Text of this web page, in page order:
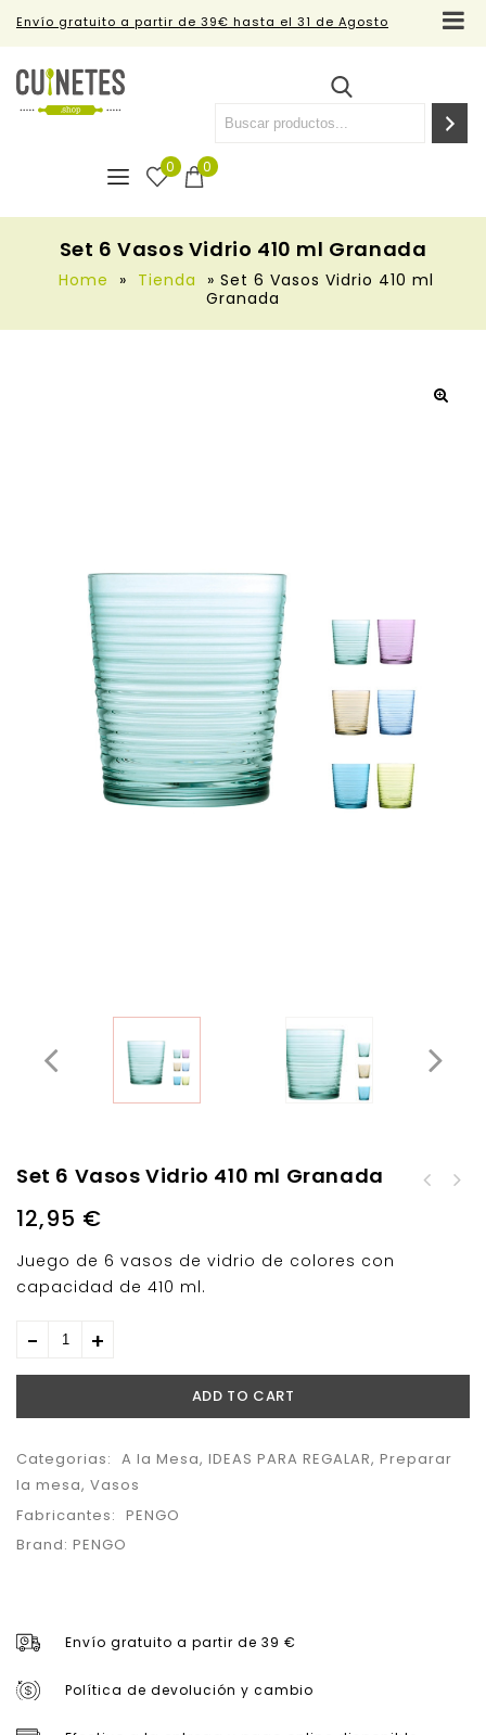
Envío gratuito a partir de 39€ hasta el 31 de Agosto
0
0
Set 6 Vasos Vidrio 410 ml Granada
Home » Tienda » Set 6 Vasos Vidrio 410 ml
Granada
Set 6 Vasos Vidrio 410 ml Granada
12,95 €
Juego de 6 vasos de vidrio de colores con
capacidad de 410 ml.
ADD TO CART
Categorias: A la Mesa, IDEAS PARA REGALAR, Preparar
la mesa, Vasos
Fabricantes: PENGO
Brand: PENGO
Envío gratuito a partir de 39 €
Política de devolución y cambio